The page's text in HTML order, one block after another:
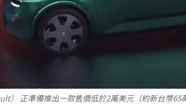
） 正準備推出一款售價低於2萬美元（約新台幣